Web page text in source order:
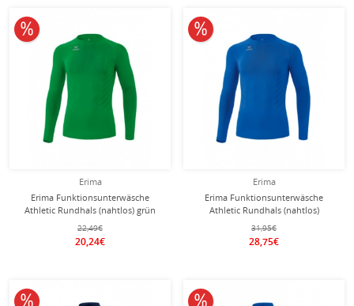
Erima
Erima Funktionsunterwäsche
Athletic Rundhals (nahtlos) grün
Herren
22,49€
20,24€
10% reduziert
Erima
Erima Funktionsunterwäsche
Athletic Rundhals (nahtlos)
royalblau Herren
31,95€
28,75€
10% reduziert
10% reduziert 10% reduziert